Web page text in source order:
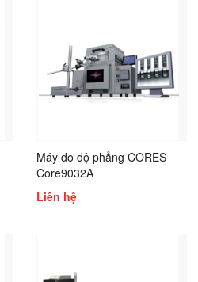
Máy đo độ phẳng CORES
Core9032A
Liên hệ